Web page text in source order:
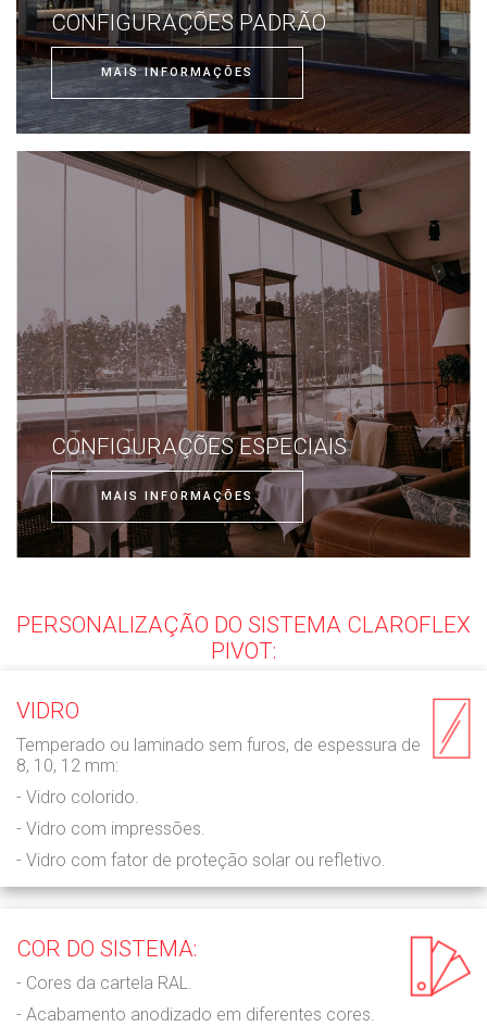
CONFIGURAÇÕES PADRÃO
MAIS INFORMAÇÕES
CONFIGURAÇÕES ESPECIAIS
MAIS INFORMAÇÕES
PERSONALIZAÇÃO DO SISTEMA CLAROFLEX
PIVOT:
VIDRO
Temperado ou laminado sem furos, de espessura de
8, 10, 12 mm:
- Vidro colorido.
- Vidro com impressões.
- Vidro com fator de proteção solar ou refletivo.
COR DO SISTEMA:
- Cores da cartela RAL.
- Acabamento anodizado em diferentes cores.